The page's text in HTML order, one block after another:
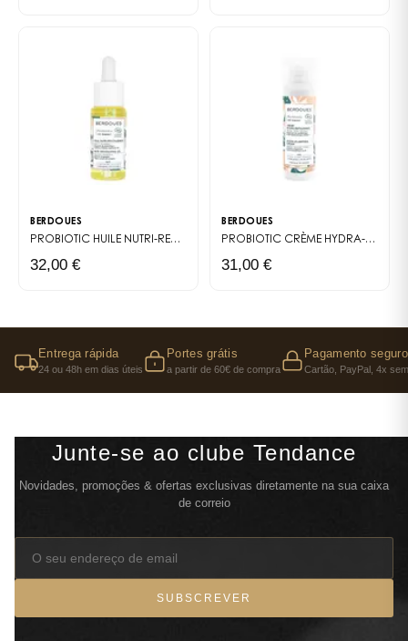
BERDOUES
PROBIOTIC HUILE NUTRI-REVITALISANTE
32,00 €
BERDOUES
PROBIOTIC CRÈME HYDRA-REPULPANTE
31,00 €
Entrega rápida
24 ou 48h em dias úteis
Portes grátis
a partir de 60€ de compra
Pagamento seguro
Cartão, PayPal, 4x
Junte-se ao clube Tendance
Novidades, promoções & ofertas exclusivas diretamente na sua caixa
de correio
SUBSCREVER